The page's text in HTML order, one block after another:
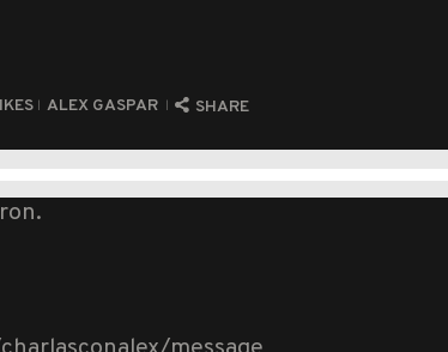
ALEX GASPAR SHARE